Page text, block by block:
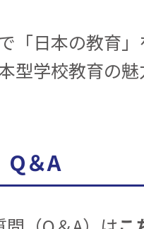
「日本の教育
型学校教育の
＆A